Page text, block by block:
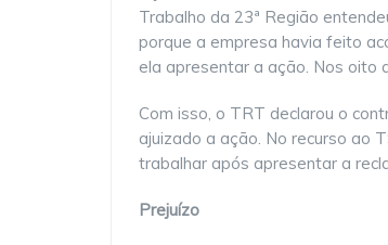
Trabalho da 23ª Região
porque a empresa havia feito
ela apresentar a ação. Nos oito
Com isso, o TRT declarou o
ajuizado a ação. No recurso ao
trabalhar após apresentar a
Prejuízo